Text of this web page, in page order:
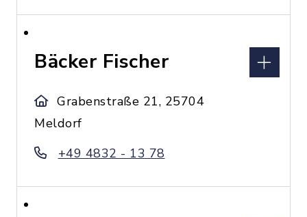
Bäcker Fischer
Grabenstraße 21, 25704
Meldorf
+49 4832 - 13 78